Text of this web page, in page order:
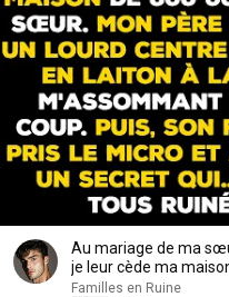
Au mariage de ma
je leur cède ma
Familles en Ruine